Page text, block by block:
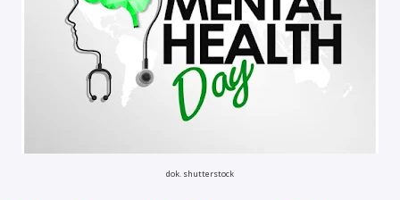
dok. shutterstock